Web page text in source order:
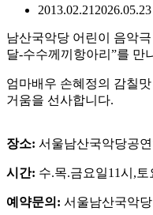
2013.02.21 2026.05.23
남산국악당 어린이 음악
달-수수께끼항아리”를 만
엄마배우 손혜정의 감칠
거움을 선사합니다.
장소: 서울남산국악당공
시간: 수.목.금요일11시,토
예약문의: 서울남산국악당